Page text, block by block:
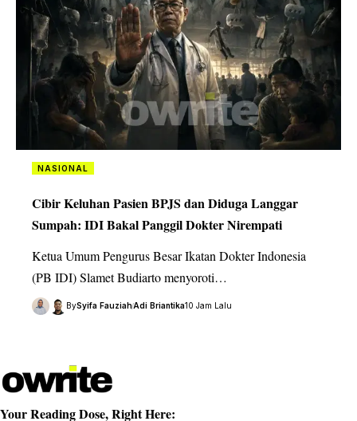
NASIONAL
Cibir Keluhan Pasien BPJS dan Diduga Langgar
Sumpah: IDI Bakal Panggil Dokter Nirempati
Ketua Umum Pengurus Besar Ikatan Dokter Indonesia
(PB IDI) Slamet Budiarto menyoroti…
BySyifa FauziahAdi Briantika10 Jam Lalu
Your Reading Dose, Right Here: